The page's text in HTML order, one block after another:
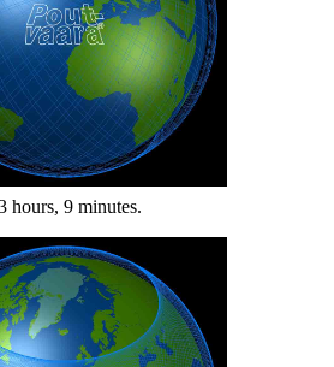
hours, 9 minutes.